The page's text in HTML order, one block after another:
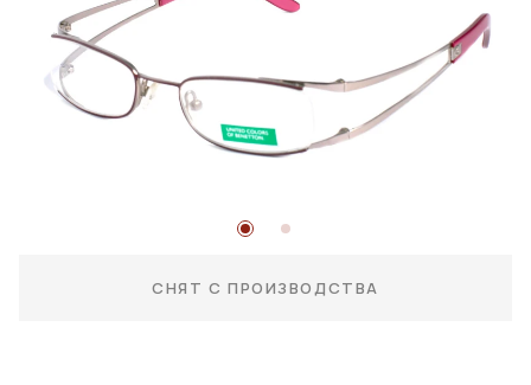
СНЯТ С ПРОИЗВОДСТВА